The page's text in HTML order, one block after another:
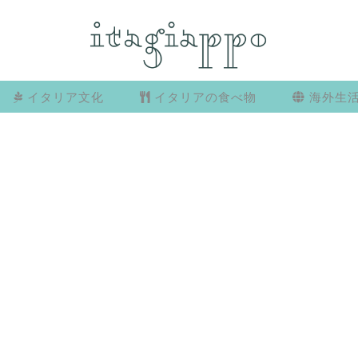
イタリア文化 イタリアの食べ物 海外生活